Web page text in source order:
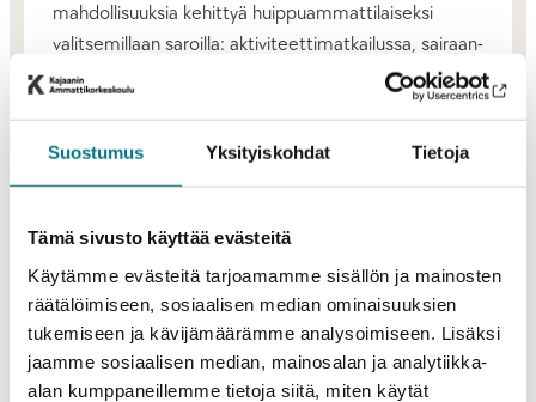
Suostumus Yksityiskohdat Tietoja
Tämä sivusto käyttää evästeitä
Käytämme evästeitä tarjoamamme sisällön ja mainosten
räätälöimiseen, sosiaalisen median ominaisuuksien
tukemiseen ja kävijämäärämme analysoimiseen. Lisäksi
jaamme sosiaalisen median, mainosalan ja analytiikka-
alan kumppaneillemme tietoja siitä, miten käytät
mahdollisuuksia kehittyä huippuammattilaiseksi
valitsemillaan saroilla: aktiviteettimatkailussa, sairaan-
ja terveydenhoidossa, liiketoimintaosaamisessa ja
yrittäjyydessä sekä ICT- teollisuudessa ja kone-ja
ihmisläheisen oppimisympäristön. Huomioimme
ammattikorkeakoulumme on heille turvallinen paikka.
Haluamme opiskelijoiden viihtyvän meillä. Tärkeä
painopiste toiminnassamme on opintojen ohjaus ja
tuutorointi, joiden tavoitteena on auttaa opiskelijaa